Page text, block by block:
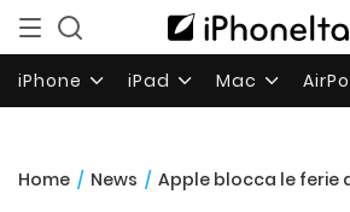
iPhone iPad Mac
Home / News / Apple blocca le ferie dei dipendenti dal 15 al 28